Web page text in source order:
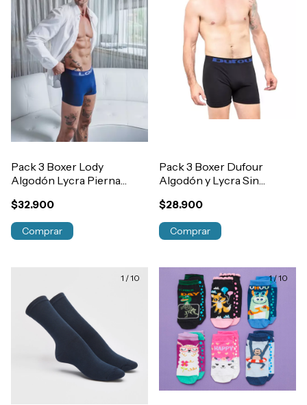
Pack 3 Boxer Lody
Algodón Lycra Pierna
Hombre Art.742
$32.900
Comprar
Pack 3 Boxer Dufour
Algodón y Lycra Sin
Art.12050
$28.900
Comprar
1 /10 1/10